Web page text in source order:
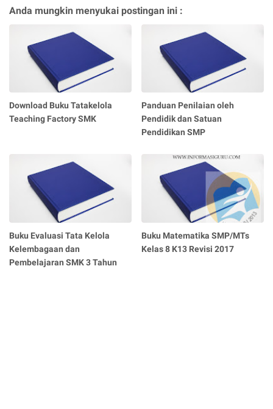
Anda mungkin menyukai postingan ini :
Download Buku Tatakelola
Teaching Factory SMK
Panduan Penilaian oleh
Pendidik dan Satuan
Pendidikan SMP
Buku Evaluasi Tata Kelola
Kelembagaan dan
Pembelajaran SMK 3 Tahun
Buku Matematika SMP/MTs
Kelas 8 K13 Revisi 2017